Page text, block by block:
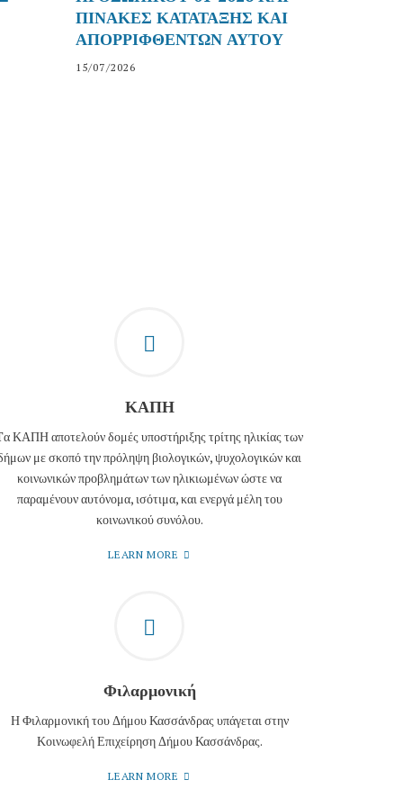
ΠΙΝΑΚΕΣ ΚΑΤΑΤΑΞΗΣ ΚΑΙ
ΑΠΟΡΡΙΦΘΕΝΤΩΝ ΑΥΤΟΥ- Additional
15/07/2026
ΚΑΠΗ
ΚΑΠΗ αποτελούν δομές υποστήριξης τρίτης ηλικίας των
με σκοπό την πρόληψη βιολογικών, ψυχολογικών και
κοινωνικών προβλημάτων των ηλικιωμένων ώστε να
παραμένουν αυτόνομα, ισότιμα, και ενεργά μέλη του
κοινωνικού συνόλου.
LEARN MORE
Φιλαρμονική
Η Φιλαρμονική του Δήμου Κασσάνδρας υπάγεται στην
Κοινωφελή Επιχείρηση Δήμου Κασσάνδρας.
LEARN MORE